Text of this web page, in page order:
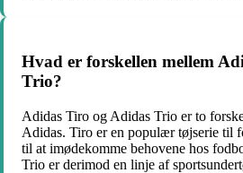
Hvad er forskellen mellem
Trio?
Adidas Tiro og Adidas Trio er to
Adidas. Tiro er en populær tøjserie til
til at imødekomme behovene hos
Trio er derimod en linje af